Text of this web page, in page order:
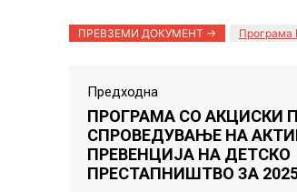
ПРЕВЗЕМИ ДОКУМЕНТ -> Програма
Предходна
ПРОГРАМА СО АКЦИСКИ
СПРОВЕДУВАЊЕ НА
ПРЕВЕНЦИЈА НА ДЕТСКО
ПРЕСТАПНИШТВО ЗА